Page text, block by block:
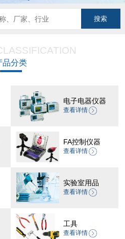
品分类
电子电器仪器
查看详情
FA控制仪器
查看详情
实验室用品
查看详情
工具
查看详情